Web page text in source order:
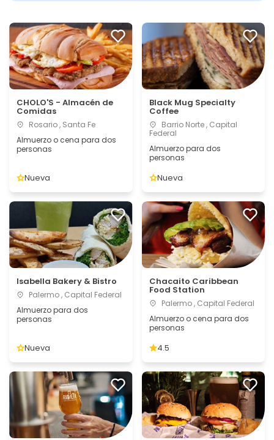
CHOLO'S - Almacén de
Comidas
Rosario , Santa Fe
Almuerzo o cena para dos
personas
Nueva
Black Mug Specialty
Coffee
Barrio Norte , Capital
Federal
Almuerzo para dos
personas
Nueva
Isabella Bakery & Bistro
Palermo , Capital Federal
Almuerzo para dos
personas
Nueva
Chacaito Caribbean
Food Station
Palermo , Capital Federal
Almuerzo o cena para dos
personas
4.5